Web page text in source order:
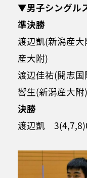
▼男子シングル
準決勝
渡辺凱(新潟産
産大附)
渡辺佳祐(開志
響生(新潟産大附)
決勝
渡辺凱